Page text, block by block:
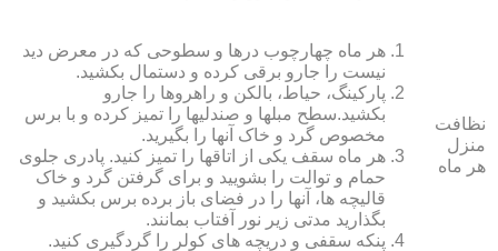
نظافت
منزل
هر ماه
هر ماه چهارچوب درها و سطوحی که در معرض دید
نیست را جارو برقی کرده و دستمال بکشید.
پارکینگ، حیاط، بالکن و راهروها را جارو
بکشید.سطح مبل‏ها و صندلی‏ها را تمیز کرده و با برس
مخصوص گرد و خاک آنها را بگیرید.
هر ماه سقف یکی از اتاق‏ها را تمیز کنید. پادری جلوی
حمام و توالت را بشویید و برای گرفتن گرد و خاک
قالیچه‏ ها، آنها را در فضای باز برده برس بکشید و
بگذارید مدتی زیر نور آفتاب بمانند.
پنکه سقفی و دریچه‏ های کولر را گردگیری کنید.